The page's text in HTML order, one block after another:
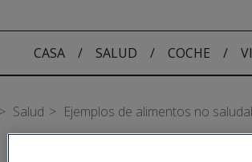
CASA / SALUD / COCHE /
Salud Ejemplos de alimentos no